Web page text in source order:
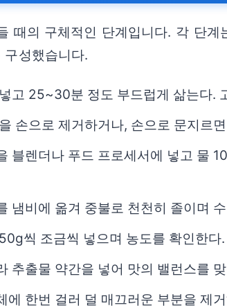
때의 구체적인 단계입니다. 각 단
성했습니다.
고 25~30분 정도 부드럽게 삶는다.
손으로 제거하거나, 손으로 문지르
블렌더나 푸드 프로세서에 넣고 물
냄비에 옮겨 중불로 천천히 졸이며
씩 조금씩 넣으며 농도를 확인한
추출물 약간을 넣어 맛의 밸런스를
에 한번 걸러 덜 매끄러운 부분을 제